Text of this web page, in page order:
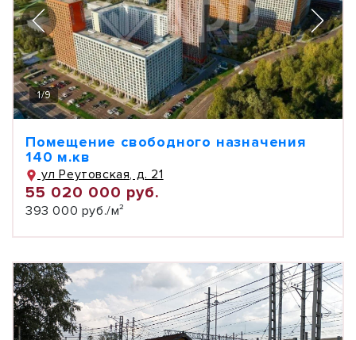
1/9
Помещение свободного назначения
140 м.кв
ул Реутовская, д. 21
55 020 000 руб.
393 000 руб./м²